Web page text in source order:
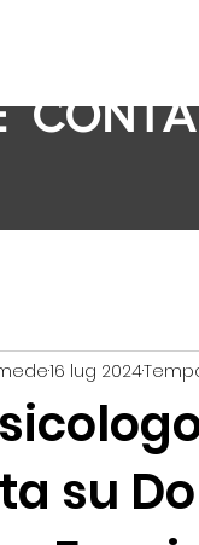
su
16 lug 2024